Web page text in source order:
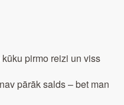
pirmo reizi un viss
pārāk salds – bet man